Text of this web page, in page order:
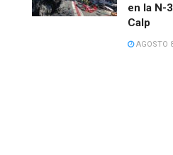
en la N-
Calp
AGOSTO